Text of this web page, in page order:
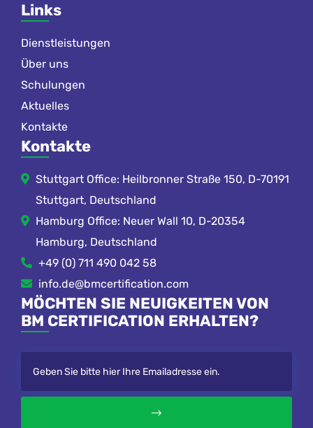
Links
Dienstleistungen
Über uns
Schulungen
Aktuelles
Kontakte
Kontakte
Stuttgart Office: Heilbronner Straße 150, D-70191
Stuttgart, Deutschland
Hamburg Office: Neuer Wall 10, D-20354
Hamburg, Deutschland
+49 (0) 711 490 042 58
info.de@bmcertification.com
MÖCHTEN SIE NEUIGKEITEN VON
BM CERTIFICATION ERHALTEN?